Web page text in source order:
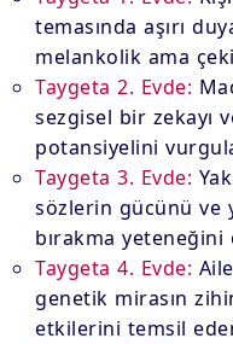
temasında aşırı
melankolik ama
Taygeta 2. Evde:
sezgisel bir zekayı
potansiyelini
Taygeta 3. Evde:
sözlerin gücünü ve
bırakma yeteneğini
Taygeta 4. Evde:
genetik mirasın
etkilerini temsil